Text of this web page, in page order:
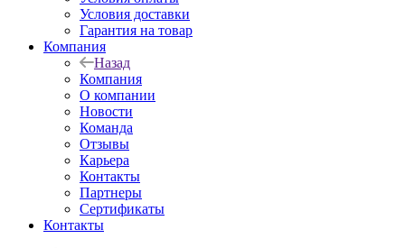
Условия доставки
Гарантия на товар
Компания
Назад
Компания
О компании
Новости
Команда
Отзывы
Карьера
Контакты
Партнеры
Сертификаты
Контакты